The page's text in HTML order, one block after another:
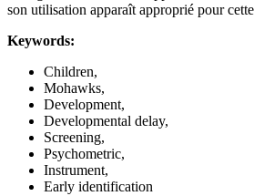
son utilisation apparaît approprié pour
Keywords:
Children,
Mohawks,
Development,
Developmental delay,
Screening,
Psychometric,
Instrument,
Early identification